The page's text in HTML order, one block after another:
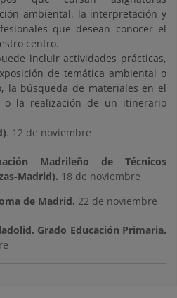
ambiental, la interpretación y
que desean conocer el
centro.
incluir actividades prácticas,
de temática ambiental o
la búsqueda de materiales en el
o la realización de un itinerario
. 12 de noviembre
Madrileño de Técnicos
Madrid). 18 de noviembre
de Madrid. 22 de noviembre
Grado Educación Primaria.